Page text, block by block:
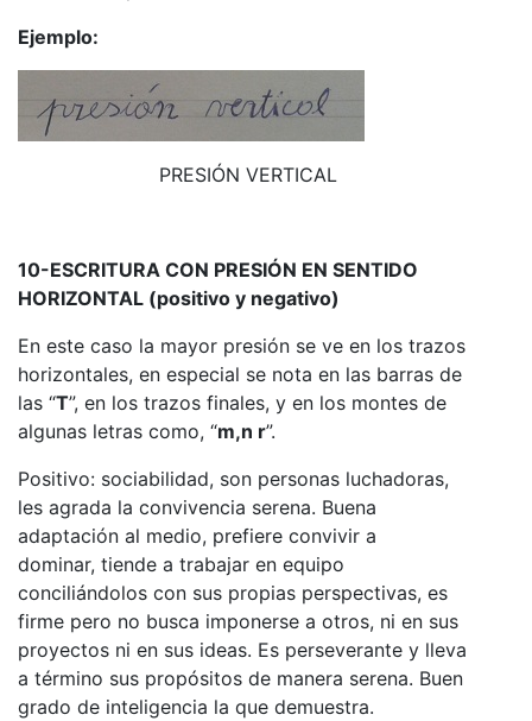
Ejemplo:
PRESIÓN VERTICAL
10-ESCRITURA CON PRESIÓN EN SENTIDO
HORIZONTAL (positivo y negativo)
En este caso la mayor presión se ve en los trazos
horizontales, en especial se nota en las barras de
las “T”, en los trazos finales, y en los montes de
algunas letras como, “m,n r”.
Positivo: sociabilidad, son personas luchadoras,
les agrada la convivencia serena. Buena
adaptación al medio, prefiere convivir a
dominar, tiende a trabajar en equipo
conciliándolos con sus propias perspectivas, es
firme pero no busca imponerse a otros, ni en sus
proyectos ni en sus ideas. Es perseverante y lleva
a término sus propósitos de manera serena. Buen
grado de inteligencia la que demuestra.